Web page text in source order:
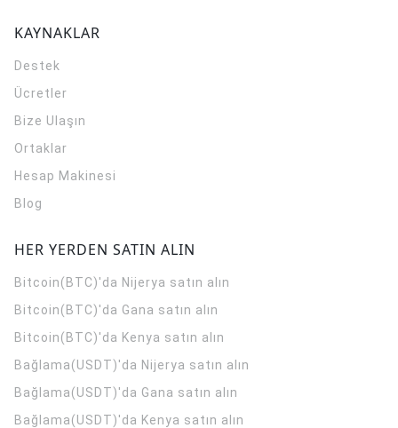
KAYNAKLAR
Destek
Ücretler
Bize Ulaşın
Ortaklar
Hesap Makinesi
Blog
HER YERDEN SATIN ALIN
Bitcoin(BTC)'da Nijerya satın alın
Bitcoin(BTC)'da Gana satın alın
Bitcoin(BTC)'da Kenya satın alın
Bağlama(USDT)'da Nijerya satın alın
Bağlama(USDT)'da Gana satın alın
Bağlama(USDT)'da Kenya satın alın